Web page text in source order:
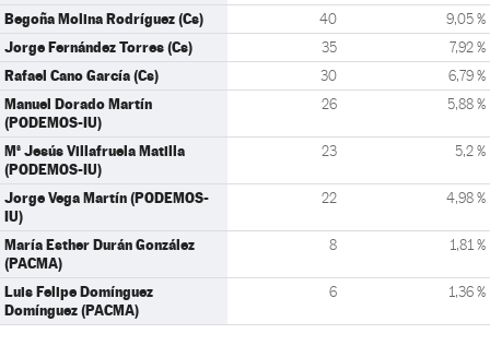
Begoña Molina Rodríguez (Cs) 40 9,05 %
Jorge Fernández Torres (Cs) 35 7,92 %
Rafael Cano García (Cs) 30 6,79 %
Manuel Dorado Martín
(PODEMOS-IU)
26 5,88 %
Mª Jesús Villafruela Matilla
(PODEMOS-IU)
23 5,2 %
Jorge Vega Martín (PODEMOS-
IU)
22 4,98 %
María Esther Durán González
(PACMA)
8 1,81 %
Luis Felipe Domínguez
Domínguez (PACMA)
6 1,36 %